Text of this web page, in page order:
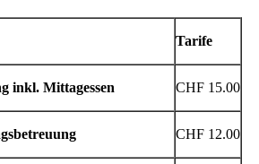
Tarife
inkl. Mittagessen CHF 15.00
CHF 12.00